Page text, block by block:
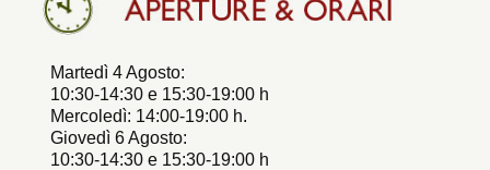
Martedì 4 Agosto:
10:30-14:30 e 15:30-19:00 h
Mercoledì: 14:00-19:00 h.
Giovedì 6 Agosto:
10:30-14:30 e 15:30-19:00 h